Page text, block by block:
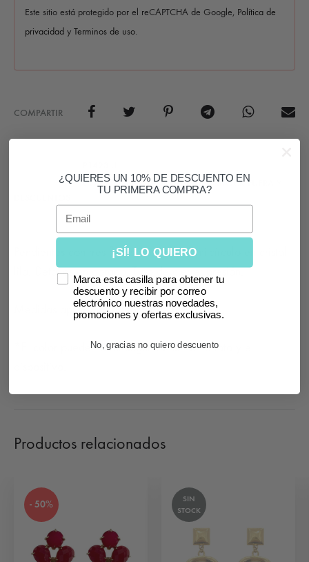
Este sitio está protegido por el reCAPTCHA de Google, Política de
privacidad y Terminos de uso.
COMPARTIR
CATEGORÍAS
COMPLEMENTOS,PENDIENTES,STOCK FUERA Y
Pendientes con tres flores haciendo semi-círculo en cristal
lila. Detalles en dorado. Tipo de cierre: presión.
Medidas aproximadas: largo 4 cm.
*El color puede variar según la luz de la foto y el
Productos relacionados
- 50%
SIN
STOCK
¿QUIERES UN 10% DE DESCUENTO EN
TU PRIMERA COMPRA?
Email
¡SÍ! LO QUIERO
Marca esta casilla para obtener tu
descuento y recibir por correo
electrónico nuestras novedades,
promociones y ofertas exclusivas.
No, gracias no quiero descuento